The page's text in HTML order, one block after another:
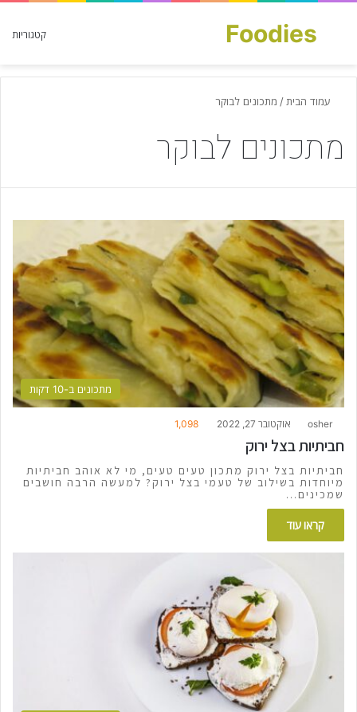
קטגוריות Foodies
חפש עבור
עמוד הבית / מתכונים לבוקר
מתכונים לבוקר
מתכונים ב-10 דקות
osher אוקטובר 27, 2022 1,098
חביתיות בצל ירוק
חביתיות בצל ירוק מתכון טעים טעים, מי לא אוהב חביתיות
מיוחדות בשילוב של טעמי בצל ירוק? למעשה הרבה חושבים
שמכינים…
קראו עוד